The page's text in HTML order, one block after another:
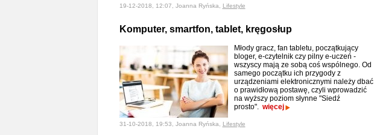
19-12-2018, 12:07, Joanna Ryńska, Lifestyle
Komputer, smartfon, tablet, kręgosłup
Młody gracz, fan tabletu, początkujący
bloger, e-czytelnik czy pilny e-uczeń -
wszyscy mają ze sobą coś wspólnego. Od
samego początku ich przygody z
urządzeniami elektronicznymi należy dbać
o prawidłową postawę, czyli wprowadzić
na wyższy poziom słynne "Siedź
prosto". więcej
31-10-2018, 19:53, Joanna Ryńska, Lifestyle